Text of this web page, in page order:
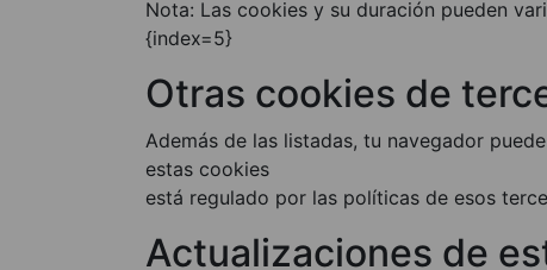
Nota: Las cookies y su duración pueden
{index=5}
Otras cookies de
Además de las listadas, tu navegador
estas cookies
está regulado por las políticas de esos
Actualizaciones de